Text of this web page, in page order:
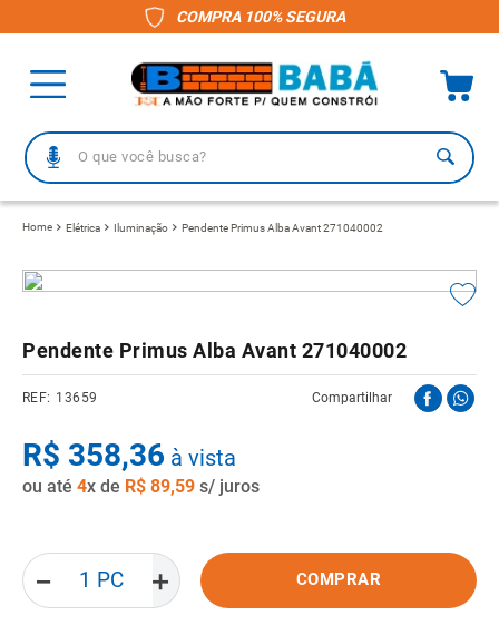
COMPRA 100% SEGURA
O que você busca?
Elétrica Iluminação Pendente Primus Alba Avant 271040002
Pendente Primus Alba Avant 271040002
13659 Compartilhar
R$ 358,36 à vista
ou até 4x de R$ 89,59 s/ juros
＋
－ COMPRAR
2º porcelanato
5 gabinete banheiro
6º telha fibrocimento
7º revestimento
vaso sanitario caixa acoplada